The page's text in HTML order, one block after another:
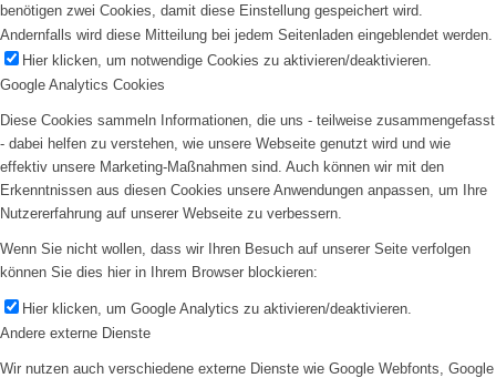
benötigen zwei Cookies, damit diese Einstellung gespeichert wird.
Andernfalls wird diese Mitteilung bei jedem Seitenladen eingeblendet werden.
Hier klicken, um notwendige Cookies zu aktivieren/deaktivieren.
Google Analytics Cookies
Diese Cookies sammeln Informationen, die uns - teilweise zusammengefasst
- dabei helfen zu verstehen, wie unsere Webseite genutzt wird und wie
effektiv unsere Marketing-Maßnahmen sind. Auch können wir mit den
Erkenntnissen aus diesen Cookies unsere Anwendungen anpassen, um Ihre
Nutzererfahrung auf unserer Webseite zu verbessern.
Wenn Sie nicht wollen, dass wir Ihren Besuch auf unserer Seite verfolgen
können Sie dies hier in Ihrem Browser blockieren:
Hier klicken, um Google Analytics zu aktivieren/deaktivieren.
Andere externe Dienste
Wir nutzen auch verschiedene externe Dienste wie Google Webfonts, Google